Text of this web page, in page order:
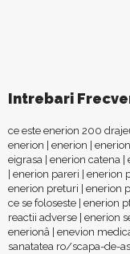
Intrebari
ce este enerion 200
enerion
enerion
eigrasa enerion catena
enerion pareri enerion
enerion preturi
enerion
ce se foloseste enerion
reactii adverse enerion
enerionâ enevion
sanatatea ro/scapa-de-